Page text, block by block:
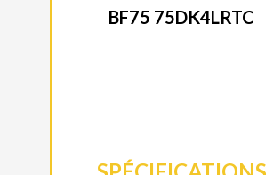
BF75 75DK4LRTC